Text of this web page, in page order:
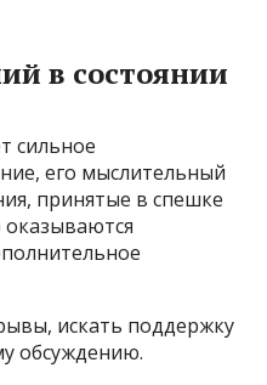
в состоянии
сильное
его мыслительный
принятые в спешке
искать поддержку
обсуждению.